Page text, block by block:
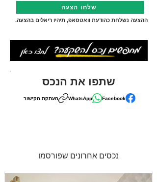
שלחו הצעה
ההצעה נשלחת כהודעת וואטסאפ, תיהיו ריאלים בהצעה.
שתפו את הנכס
Facebook
WhatsApp העתקת הקישור
נכסים אחרונים שפורסמו